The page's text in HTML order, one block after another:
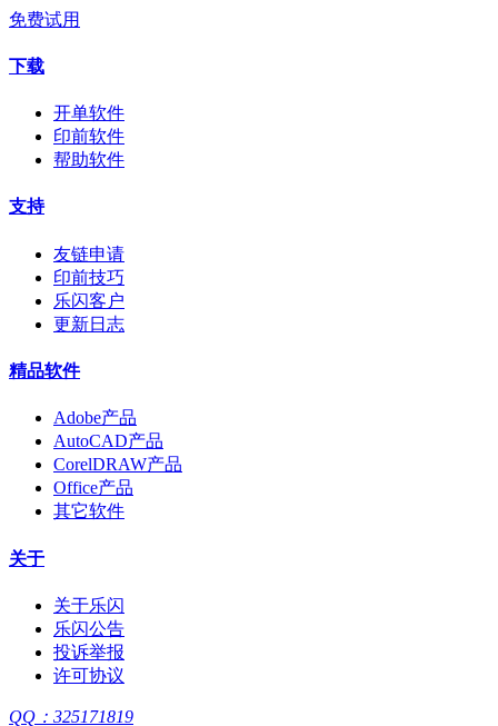
免费试用
下载
开单软件
印前软件
帮助软件
支持
友链申请
印前技巧
乐闪客户
更新日志
精品软件
Adobe产品
AutoCAD产品
CorelDRAW产品
Office产品
其它软件
关于
关于乐闪
乐闪公告
投诉举报
许可协议
QQ：325171819